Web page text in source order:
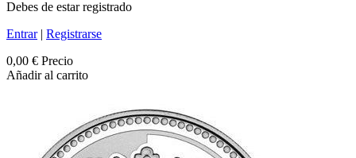
Debes de estar registrado
Entrar| Registrarse
0,00 € Precio
Añadir al carrito